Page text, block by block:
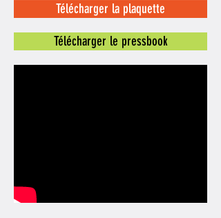
Télécharger la plaquette
Télécharger le pressbook